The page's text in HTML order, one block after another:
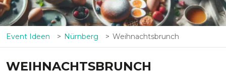
Event Ideen Nürnberg Weihnachtsbrunch
WEIHNACHTSBRUNCH